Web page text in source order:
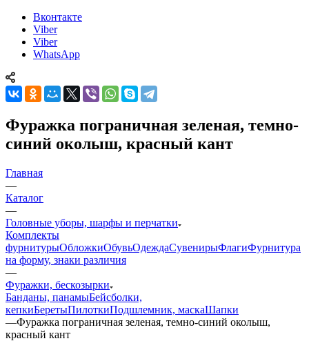
Вконтакте
Viber
Viber
WhatsApp
Фуражка пограничная зеленая, темно-
синий околыш, красный кант
Главная
—
Каталог
—
Головные уборы, шарфы и перчатки
Комплекты
фурнитурыОбложкиОбувьОдеждаСувенирыФлагиФурнитура
на форму, знаки различия
—
Фуражки, бескозырки
Банданы, панамыБейсболки,
кепкиБеретыПилоткиПодшлемник, маскаШапки
—Фуражка пограничная зеленая, темно-синий околыш,
красный кант